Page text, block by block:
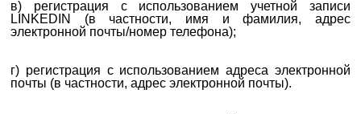
в) регистрация с использованием учетной записи
LINKEDIN (в частности, имя и фамилия, адрес
электронной почты/номер телефона);
г) регистрация с использованием адреса электронной
почты (в частности, адрес электронной почты).